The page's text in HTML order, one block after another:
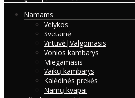
Namams
Velykos
Svetainė
Virtuvė|Valgomasis
Vonios kambarys
Miegamasis
Vaikų kambarys
Kalėdinės prekės
Namų kvapai